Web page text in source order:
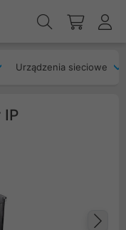
Urządzenia sieciowe
IP